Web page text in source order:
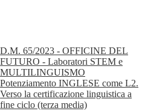
D.M. 65/2023 - OFFICINE DEL
FUTURO - Laboratori STEM e
MULTILINGUISMO
Potenziamento INGLESE come L2.
Verso la certificazione linguistica a
fine ciclo (terza media)